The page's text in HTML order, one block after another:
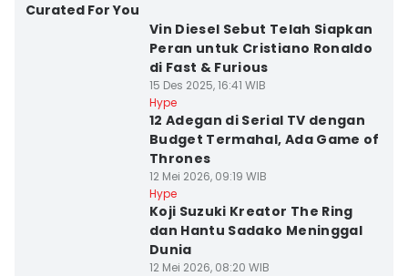
Curated For You
Vin Diesel Sebut Telah Siapkan
Peran untuk Cristiano Ronaldo
di Fast & Furious
15 Des 2025, 16:41 WIB
Hype
12 Adegan di Serial TV dengan
Budget Termahal, Ada Game of
Thrones
12 Mei 2026, 09:19 WIB
Hype
Koji Suzuki Kreator The Ring
dan Hantu Sadako Meninggal
Dunia
12 Mei 2026, 08:20 WIB